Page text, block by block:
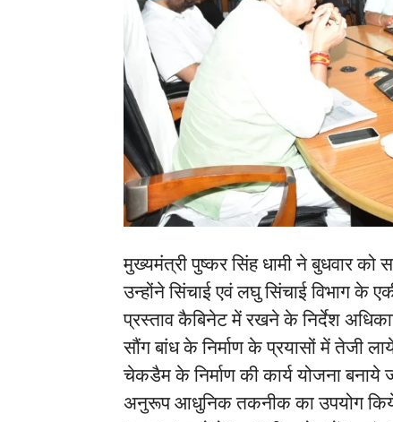
मुख्यमंत्री पुष्कर सिंह धामी ने बुधवार को
उन्होंने सिंचाई एवं लघु सिंचाई विभाग के
प्रस्ताव कैबिनेट में रखने के निर्देश
सौंग बांध के निर्माण के प्रयासों में तेजी
चेकडैम के निर्माण की कार्य योजना बनाये
अनुरूप आधुनिक तकनीक का उपयोग किये